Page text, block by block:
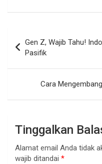
pos
Gen Z, Wajib Tahu!
Pasifik
Cara
Tinggalkan
Alamat email Anda tidak
wajib ditandai *